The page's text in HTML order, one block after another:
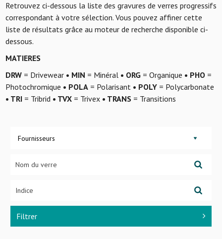
Retrouvez ci-dessous la liste des gravures de verres progressifs
correspondant à votre sélection. Vous pouvez affiner cette
liste de résultats grâce au moteur de recherche disponible ci-
dessous.
MATIERES
DRW= Drivewear • MIN = Minéral • ORG= Organique • PHO=
Photochromique • POLA= Polarisant • POLY= Polycarbonate
• TRI= Tribrid • TVX= Trivex • TRANS= Transitions
Fournisseurs
Filtrer